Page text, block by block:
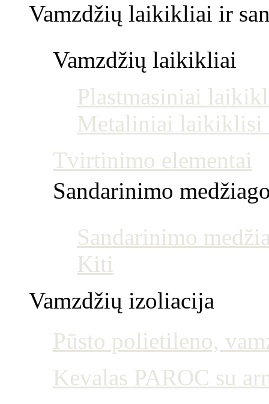
Vamzdžių laikikliai ir
Vamzdžių laikikliai
Plastmasiniai
Metaliniai laikiklisi
Tvirtinimo elementai
Sandarinimo
Sandarinimo
Kiti
Vamzdžių izoliacija
Pūsto polietileno,
Kevalas PAROC su